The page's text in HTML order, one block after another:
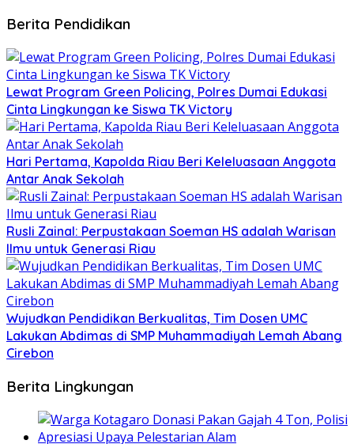
Berita Pendidikan
Lewat Program Green Policing, Polres Dumai Edukasi
Cinta Lingkungan ke Siswa TK Victory
Hari Pertama, Kapolda Riau Beri Keleluasaan Anggota
Antar Anak Sekolah
Rusli Zainal: Perpustakaan Soeman HS adalah Warisan
Ilmu untuk Generasi Riau
Wujudkan Pendidikan Berkualitas, Tim Dosen UMC
Lakukan Abdimas di SMP Muhammadiyah Lemah Abang
Cirebon
Berita Lingkungan